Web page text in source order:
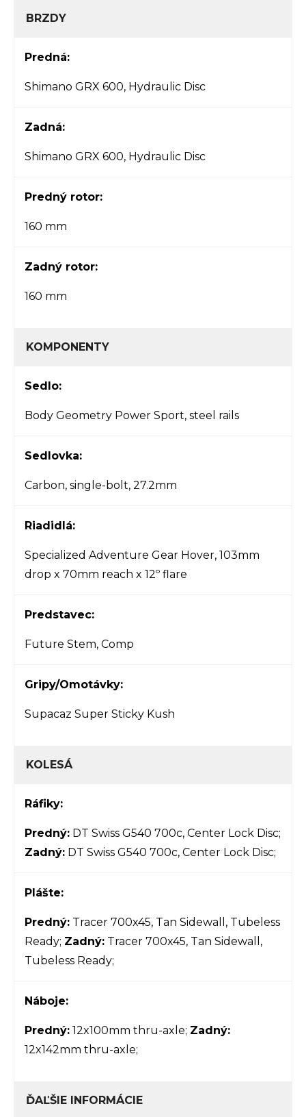
BRZDY
Predná:
Shimano GRX 600, Hydraulic Disc
Zadná:
Shimano GRX 600, Hydraulic Disc
Predný rotor:
160 mm
Zadný rotor:
160 mm
KOMPONENTY
Sedlo:
Body Geometry Power Sport, steel rails
Sedlovka:
Carbon, single-bolt, 27.2mm
Riadidlá:
Specialized Adventure Gear Hover, 103mm
drop x 70mm reach x 12º flare
Predstavec:
Future Stem, Comp
Gripy/Omotávky:
Supacaz Super Sticky Kush
KOLESÁ
Ráfiky:
Predný: DT Swiss G540 700c, Center Lock Disc;
Zadný: DT Swiss G540 700c, Center Lock Disc;
Plášte:
Predný: Tracer 700x45, Tan Sidewall, Tubeless
Ready; Zadný: Tracer 700x45, Tan Sidewall,
Tubeless Ready;
Náboje:
Predný: 12x100mm thru-axle; Zadný:
12x142mm thru-axle;
ĎAĽŠIE INFORMÁCIE